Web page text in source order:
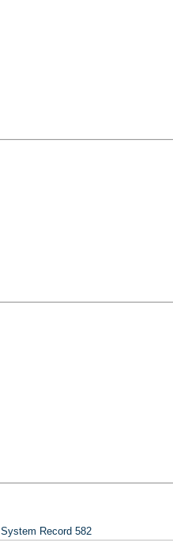
System Record 582